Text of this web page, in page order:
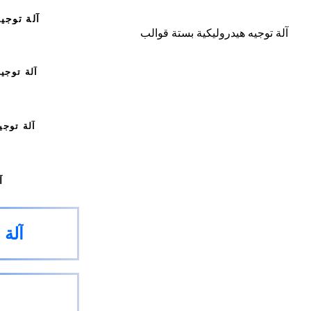
آلة
آلة
آلة
آلة توجيه هيدروليكية بستة قوالب